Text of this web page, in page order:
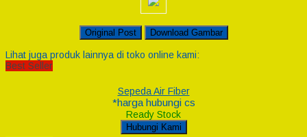
Original Post Download Gambar
Lihat juga produk lainnya di toko online kami:
Best Seller
Sepeda Air Fiber
*harga hubungi cs
Ready Stock
Hubungi Kami